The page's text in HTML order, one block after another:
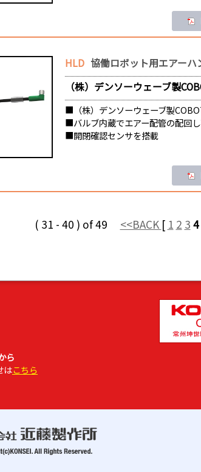
HLD 協働ロボット用エアーハ
（株）デンソーウェーブ製
■（株）デンソーウェーブ製
■バルブ内蔵でエアー配管の配回
■開閉確認センサを搭載
( 31 - 40 ) of 49 <<BACK [ 1 2 3 4
ら
はこちら